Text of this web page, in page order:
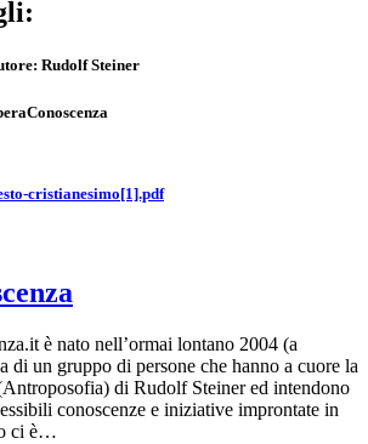
Rudolf Steiner
cristianesimo[1].pdf
è nato nell’ormai lontano 2004 (a
di un gruppo di persone che hanno a cuore la
di Rudolf Steiner ed intendono
conoscenze e iniziative improntate in
ci è…